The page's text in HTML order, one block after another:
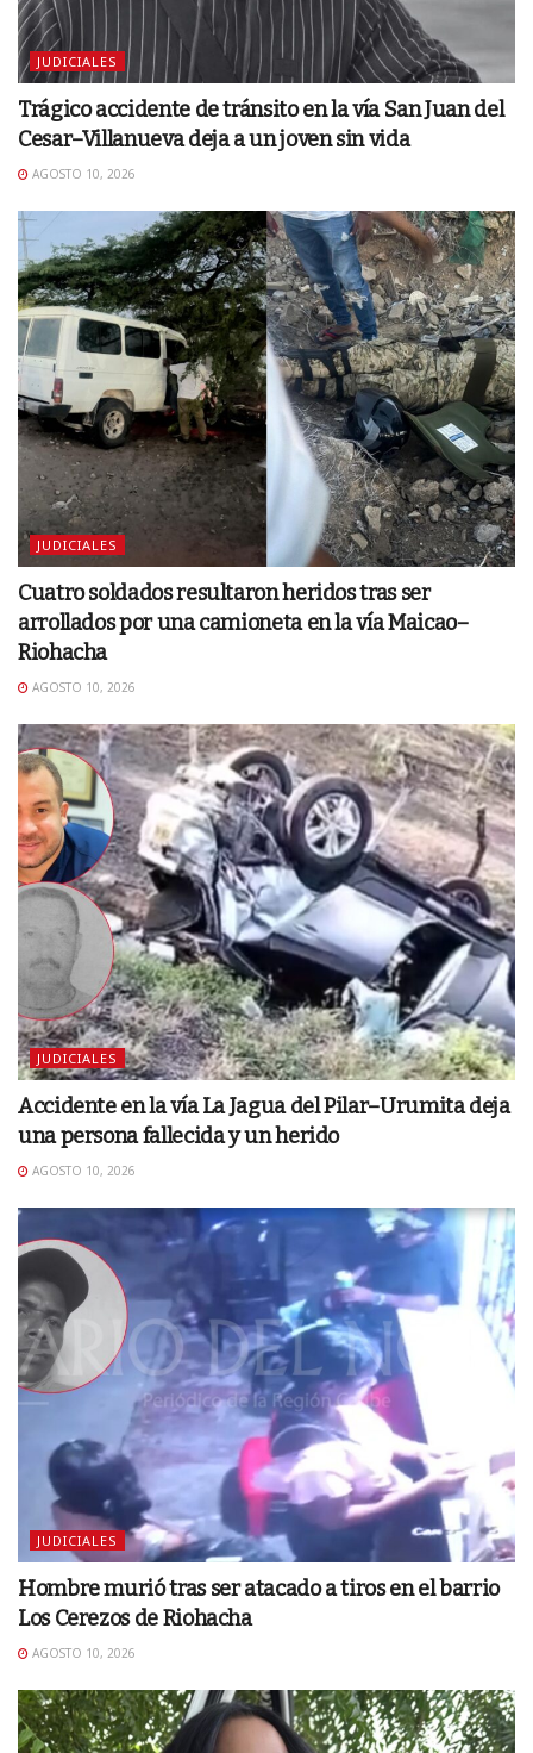
JUDICIALES
Trágico accidente de tránsito en la vía San Juan del
Cesar–Villanueva deja a un joven sin vida
AGOSTO 10, 2026
JUDICIALES
Cuatro soldados resultaron heridos tras ser
arrollados por una camioneta en la vía Maicao–
Riohacha
AGOSTO 10, 2026
JUDICIALES
Accidente en la vía La Jagua del Pilar–Urumita deja
una persona fallecida y un herido
AGOSTO 10, 2026
JUDICIALES
Hombre murió tras ser atacado a tiros en el barrio
Los Cerezos de Riohacha
AGOSTO 10, 2026